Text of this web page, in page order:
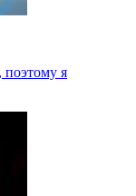
поэтому я